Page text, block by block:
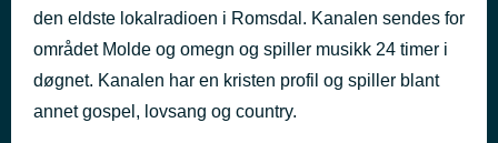
den eldste lokalradioen i Romsdal. Kanalen sendes for
området Molde og omegn og spiller musikk 24 timer i
døgnet. Kanalen har en kristen profil og spiller blant
annet gospel, lovsang og country.